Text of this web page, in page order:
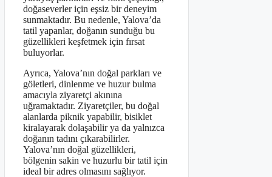
doğaseverler için eşsiz bir deneyim
sunmaktadır. Bu nedenle, Yalova’da
tatil yapanlar, doğanın sunduğu bu
güzellikleri keşfetmek için fırsat
buluyorlar.
Ayrıca, Yalova’nın doğal parkları ve
göletleri, dinlenme ve huzur bulma
amacıyla ziyaretçi akınına
uğramaktadır. Ziyaretçiler, bu doğal
alanlarda piknik yapabilir, bisiklet
kiralayarak dolaşabilir ya da yalnızca
doğanın tadını çıkarabilirler.
Yalova’nın doğal güzellikleri,
bölgenin sakin ve huzurlu bir tatil için
ideal bir adres olmasını sağlıyor.